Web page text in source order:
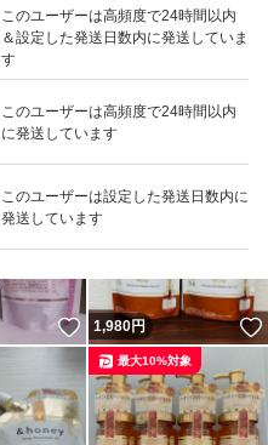
このユーザーは高頻度で24時間以内
＆設定した発送日数内に発送していま
す
このユーザーは高頻度で24時間以内
に発送しています
このユーザーは設定した発送日数内に
発送しています
いいね！
2,550
いいね！
1,980円
最大10%対象